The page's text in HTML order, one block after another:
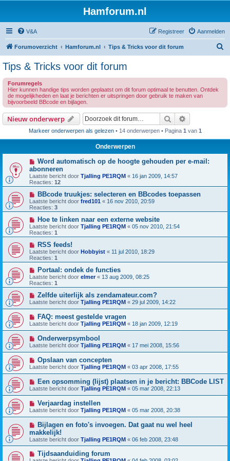
Hamforum.nl
V&A Aanmelden
Registreer
Forumoverzicht Hamforum.nl Tips & Tricks voor dit forum
Tips & Tricks voor dit forum
Forumregels
Hier kunnen handige tips worden geplaatst om dit forum optimaal te benutten. Ontdek
de mogelijkheden en laat je berichten er uitspringen door gebruik te maken van
bijvoorbeeld BBcode en bijlagen.
Nieuw onderwerp Zoek
Markeer onderwerpen als gelezen• 14 onderwerpen • Pagina 1 van 1
Onderwerpen
Word automatisch op de hoogte gehouden per e-mail:
abonneren
Laatste bericht door Tjalling PE1RQM « 16 jan 2009, 14:57
Reacties: 12
BBcode truukjes: selecteren en BBcodes toepassen
Laatste bericht door fred101 « 16 nov 2010, 20:59
Reacties: 3
Hoe te linken naar een externe website
Laatste bericht door Tjalling PE1RQM « 05 nov 2010, 21:54
Reacties: 1
RSS feeds!
Laatste bericht door Hobbyist « 11 jul 2010, 18:29
Reacties: 1
Portaal: ondek de functies
Laatste bericht door elmer« 13 aug 2009, 08:25
Reacties: 1
Zelfde uiterlijk als zendamateur.com?
Laatste bericht door Tjalling PE1RQM « 29 jul 2009, 14:22
FAQ: meest gestelde vragen
Laatste bericht door Tjalling PE1RQM « 18 jan 2009, 12:19
Onderwerpsymbool
Laatste bericht door Tjalling PE1RQM « 17 mei 2008, 15:56
Opslaan van concepten
Laatste bericht door Tjalling PE1RQM « 03 apr 2008, 17:55
Een opsomming (lijst) plaatsen in je bericht: BBCode LIST
Laatste bericht door Tjalling PE1RQM « 05 mar 2008, 22:13
Verjaardag instellen
Laatste bericht door Tjalling PE1RQM « 05 mar 2008, 20:38
Bijlagen en foto's invoegen. Dat gaat nu wel heel
makkelijk!
Laatste bericht door Tjalling PE1RQM « 06 feb 2008, 23:48
Tijdsaanduiding forum